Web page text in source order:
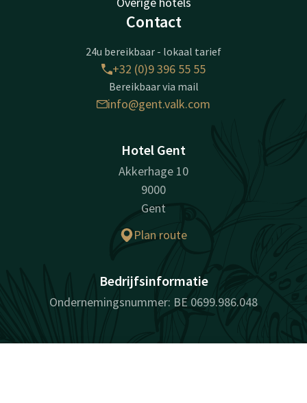
Contact
24u bereikbaar - lokaal tarief
+32 (0)9 396 55 55
Bereikbaar via mail
info@gent.valk.com
Hotel Gent
Akkerhage 10
9000
Gent
Plan route
Bedrijfsinformatie
Ondernemingsnummer: BE 0699.986.048